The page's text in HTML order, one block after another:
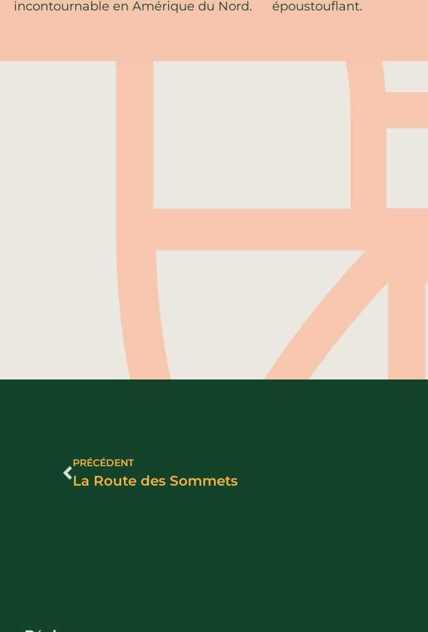
incontournable en Amérique du Nord.
époustouflant.
PRÉCÉDENT
La Route des Sommets